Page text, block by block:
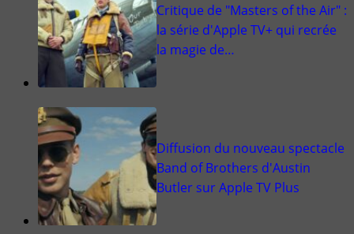
Critique de "Masters of the Air" :
la série d'Apple TV+ qui recrée
la magie de…
Diffusion du nouveau spectacle
Band of Brothers d'Austin
Butler sur Apple TV Plus